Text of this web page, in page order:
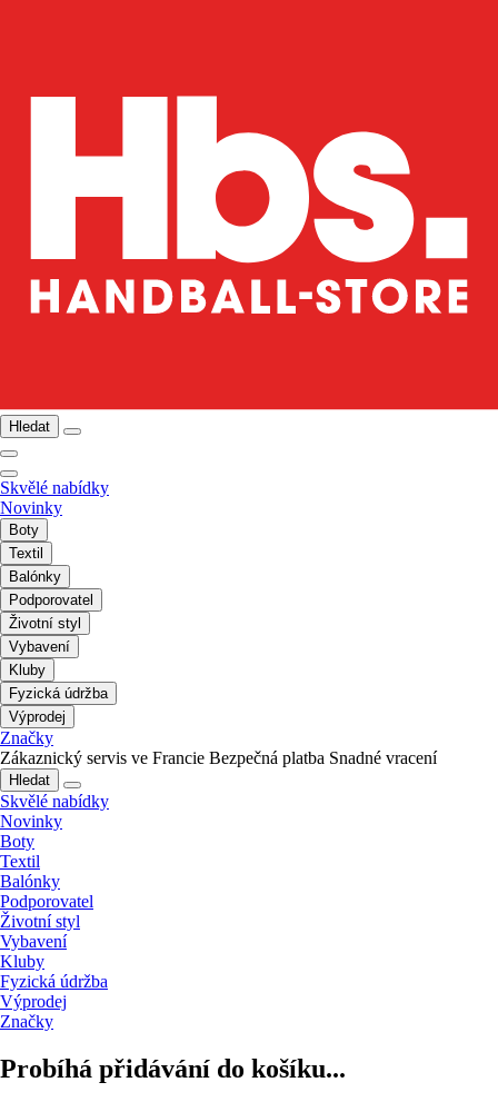
Hledat
Skvělé nabídky
Novinky
Boty
Textil
Balónky
Podporovatel
Životní styl
Vybavení
Kluby
Fyzická údržba
Výprodej
Značky
Zákaznický servis ve Francie Bezpečná platba Snadné vracení
Hledat
Skvělé nabídky
Novinky
Boty
Textil
Balónky
Podporovatel
Životní styl
Vybavení
Kluby
Fyzická údržba
Výprodej
Značky
Probíhá přidávání do košíku...